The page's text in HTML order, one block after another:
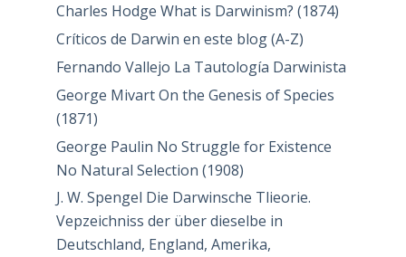
Charles Hodge What is Darwinism? (1874)
Críticos de Darwin en este blog (A-Z)
Fernando Vallejo La Tautología Darwinista
George Mivart On the Genesis of Species
(1871)
George Paulin No Struggle for Existence
No Natural Selection (1908)
J. W. Spengel Die Darwinsche Tlieorie.
Vepzeichniss der über dieselbe in
Deutschland, England, Amerika,